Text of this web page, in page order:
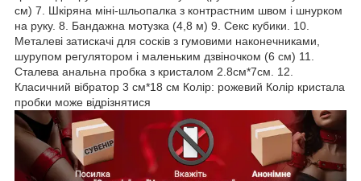
см) 7. Шкіряна міні-шльопалка з контрастним швом і шнурком
на руку. 8. Бандажна мотузка (4,8 м) 9. Секс кубики. 10.
Металеві затискачі для сосків з гумовими наконечниками,
шурупом регулятором і маленьким дзвіночком (6 см) 11.
Сталева анальна пробка з кристалом 2.8см*7см. 12.
Класичний вібратор 3 см*18 см Колір: рожевий Колір кристала
пробки може відрізнятися